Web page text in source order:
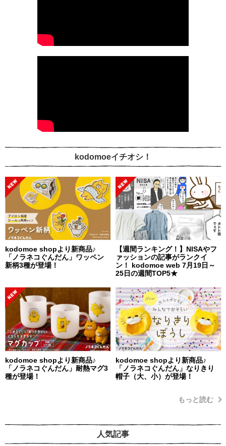
kodomoeイチオシ！
kodomoe shopより新商品♪
「ノラネコぐんだん」ワッペン
新柄3種が登場！
【週間ランキング！】NISAやフ
ァッションの記事がランクイ
ン！ kodomoe web 7月19日～
25日の週間TOP5★
kodomoe shopより新商品♪
「ノラネコぐんだん」耐熱マグ3
種が登場！
kodomoe shopより新商品♪
「ノラネコぐんだん」なりきり
帽子（大、小）が登場！
もっと読む
人気記事